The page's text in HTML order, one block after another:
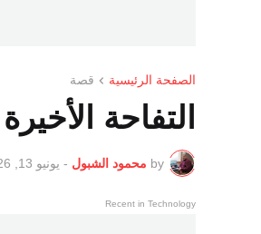
الصفحة الرئيسية قصة
التفاحة الأخيرة
by محمود الشبول - يونيو 13, 2026
Recent in Technology